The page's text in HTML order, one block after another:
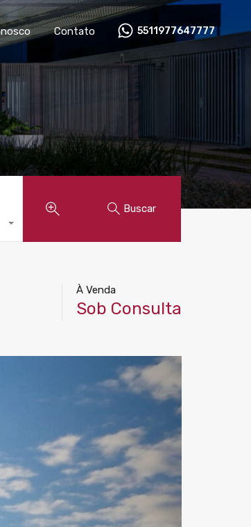
imóvel Trabalhe conosco Contato
Contato 5511977647777
Buscar
À Venda
Sob Consulta